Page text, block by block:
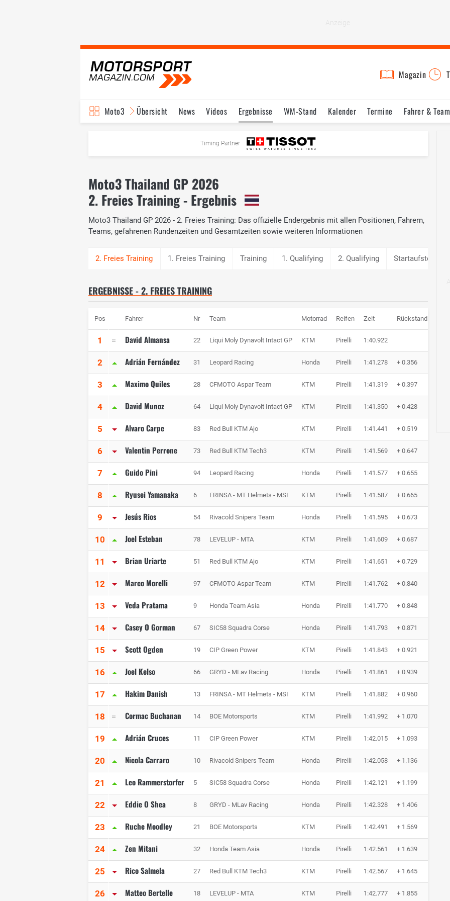
Magazin
Moto3 Übersicht News Videos Ergebnisse WM-Stand Kalender Termine Fahrer &
Timing Partner
Moto3 Thailand GP 2026
2. Freies Training - Ergebnis
Moto3 Thailand GP 2026 - 2. Freies Training: Das offizielle Endergebnis mit allen Positionen, Fahrern,
Teams, gefahrenen Rundenzeiten und Gesamtzeiten sowie weiteren Informationen
1. Freies Training Training 1. Qualifying 2. Qualifying Startaufstellung
ERGEBNISSE - 2. FREIES TRAINING
Pos Fahrer Nr Team Motorrad Reifen Zeit Rückstand
1 David Almansa 22 Liqui Moly Dynavolt Intact GP KTM Pirelli 1:40.922
2 Adrián Fernández 31 Leopard Racing Honda Pirelli 1:41.278 + 0.356
3 Maximo Quiles 28 CFMOTO Aspar Team KTM Pirelli 1:41.319 + 0.397
4 David Munoz 64 Liqui Moly Dynavolt Intact GP KTM Pirelli 1:41.350 + 0.428
5 Alvaro Carpe 83 Red Bull KTM Ajo KTM Pirelli 1:41.441 + 0.519
6 Valentin Perrone 73 Red Bull KTM Tech3 KTM Pirelli 1:41.569 + 0.647
7 Guido Pini 94 Leopard Racing Honda Pirelli 1:41.577 + 0.655
8 Ryusei Yamanaka 6 FRINSA - MT Helmets - MSI KTM Pirelli 1:41.587 + 0.665
9 Jesús Rios 54 Rivacold Snipers Team Honda Pirelli 1:41.595 + 0.673
10 Joel Esteban 78 LEVELUP - MTA KTM Pirelli 1:41.609 + 0.687
11 Brian Uriarte 51 Red Bull KTM Ajo KTM Pirelli 1:41.651 + 0.729
12 Marco Morelli 97 CFMOTO Aspar Team KTM Pirelli 1:41.762 + 0.840
13 Veda Pratama 9 Honda Team Asia Honda Pirelli 1:41.770 + 0.848
14 Casey O Gorman 67 SIC58 Squadra Corse Honda Pirelli 1:41.793 + 0.871
15 Scott Ogden 19 CIP Green Power KTM Pirelli 1:41.843 + 0.921
16 Joel Kelso 66 GRYD - MLav Racing Honda Pirelli 1:41.861 + 0.939
17 Hakim Danish 13 FRINSA - MT Helmets - MSI KTM Pirelli 1:41.882 + 0.960
18 Cormac Buchanan 14 BOE Motorsports KTM Pirelli 1:41.992 + 1.070
19 Adrián Cruces 11 CIP Green Power KTM Pirelli 1:42.015 + 1.093
20 Nicola Carraro 10 Rivacold Snipers Team Honda Pirelli 1:42.058 + 1.136
21 Leo Rammerstorfer 5 SIC58 Squadra Corse Honda Pirelli 1:42.121 + 1.199
22 Eddie O Shea 8 GRYD - MLav Racing Honda Pirelli 1:42.328 + 1.406
23 Ruche Moodley 21 BOE Motorsports KTM Pirelli 1:42.491 + 1.569
24 Zen Mitani 32 Honda Team Asia Honda Pirelli 1:42.561 + 1.639
25 Rico Salmela 27 Red Bull KTM Tech3 KTM Pirelli 1:42.567 + 1.645
26 Matteo Bertelle 18 LEVELUP - MTA KTM Pirelli 1:42.777 + 1.855